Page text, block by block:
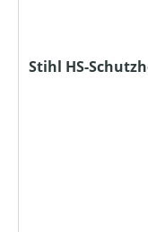
Stihl HS-